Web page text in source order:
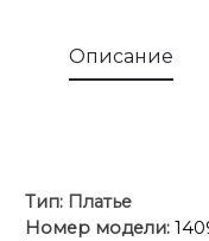
Описание
Тип: Платье
Номер модели: